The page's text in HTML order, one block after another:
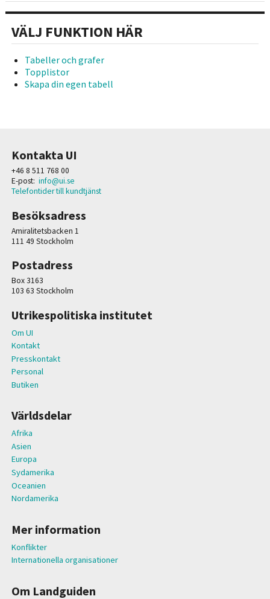
VÄLJ FUNKTION HÄR
Tabeller och grafer
Topplistor
Skapa din egen tabell
Kontakta UI
+46 8 511 768 00
E-post: info@ui.se
Telefontider till kundtjänst
Besöksadress
Amiralitetsbacken 1
111 49 Stockholm
Postadress
Box 3163
103 63 Stockholm
Utrikespolitiska institutet
Om UI
Kontakt
Presskontakt
Personal
Butiken
Världsdelar
Afrika
Asien
Europa
Sydamerika
Oceanien
Nordamerika
Mer information
Konflikter
Internationella organisationer
Om Landguiden